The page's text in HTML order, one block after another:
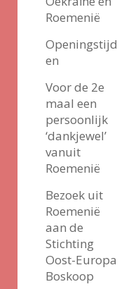
Roemenië
Openingstijd
en
Voor de 2e
maal een
persoonlijk
‘dankjewel’
vanuit
Roemenië
Bezoek uit
Roemenië
aan de
Stichting
Oost-Europa
Boskoop